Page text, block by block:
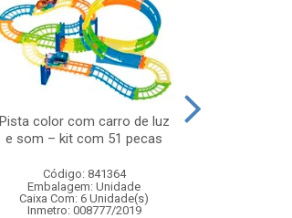
Pista color com carro de luz
e som – kit com 51 pecas
Código: 841364
Embalagem: Unidade
Caixa Com: 6 Unidade(s)
Inmetro: 008777/2019